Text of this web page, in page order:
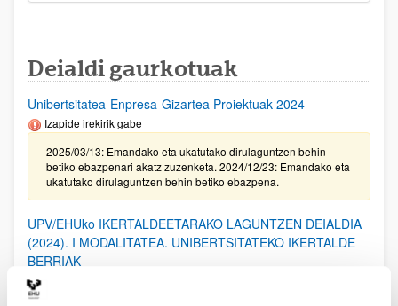
Deialdi gaurkotuak
Unibertsitatea-Enpresa-Gizartea Proiektuak 2024
Izapide irekirik gabe
2025/03/13: Emandako eta ukatutako dirulaguntzen behin
betiko ebazpenari akatz zuzenketa. 2024/12/23: Emandako eta
ukatutako dirulaguntzen behin betiko ebazpena.
UPV/EHUko IKERTALDEETARAKO LAGUNTZEN DEIALDIA
(2024). I MODALITATEA. UNIBERTSITATEKO IKERTALDE
BERRIAK